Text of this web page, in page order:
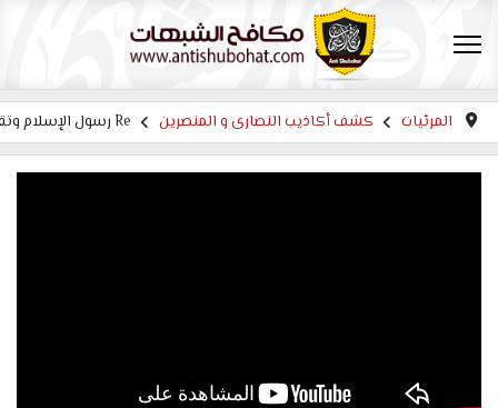
المرئيات كشف أكاذيب النصارى و المنصرين Re رسول الإسلام وتقبيل زبيبة الحسن والحسين